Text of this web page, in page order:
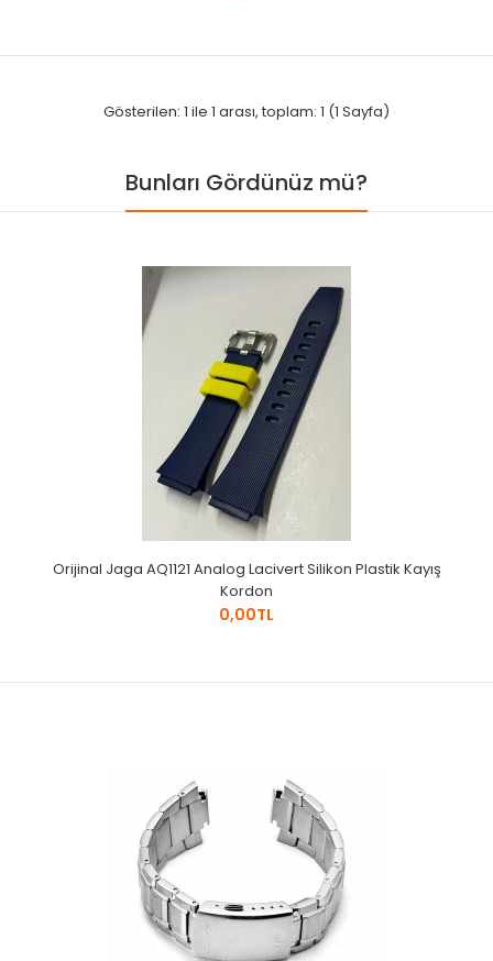
Gösterilen: 1 ile 1 arası, toplam: 1 (1 Sayfa)
Bunları Gördünüz mü?
Orijinal Jaga AQ1121 Analog Lacivert Silikon Plastik Kayış
Kordon
0,00TL